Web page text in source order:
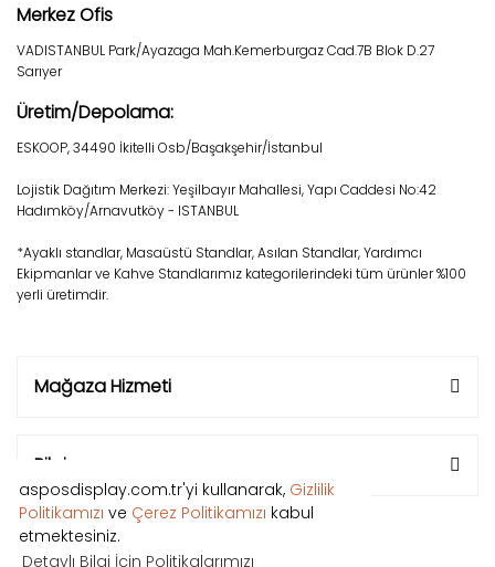
asposdisplay.com.tr'yi kullanarak, Gizlilik
Politikamızı ve Çerez Politikamızı kabul
etmektesiniz.
Detaylı Bilgi İçin Politikalarımızı
Merkez Ofis
VADISTANBUL Park/Ayazaga Mah.Kemerburgaz Cad.7B Blok D.27
Sarıyer
Üretim/Depolama:
ESKOOP, 34490 İkitelli Osb/Başakşehir/İstanbul
Lojistik Dağıtım Merkezi: Yeşilbayır Mahallesi, Yapı Caddesi No:42
Hadımköy/Arnavutköy - ISTANBUL
*Ayaklı standlar, Masaüstü Standlar, Asılan Standlar, Yardımcı
Ekipmanlar ve Kahve Standlarımız kategorilerindeki tüm ürünler %100
yerli üretimdir.
Mağaza Hizmeti
Bilgi